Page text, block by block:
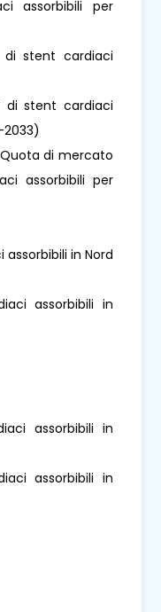
assorbibili per
di stent cardiaci
di stent cardiaci
Quota di mercato
assorbibili per
in Nord
assorbibili in
assorbibili in
assorbibili in